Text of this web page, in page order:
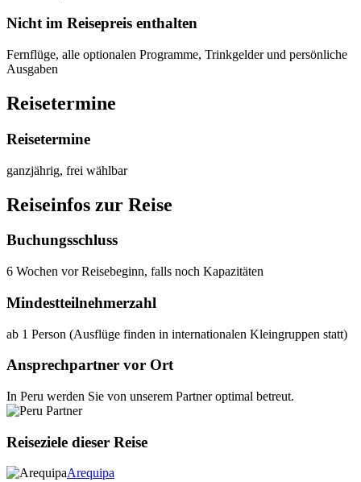
Nicht im Reisepreis enthalten
Fernflüge, alle optionalen Programme, Trinkgelder und persönliche
Ausgaben
Reisetermine
Reisetermine
ganzjährig, frei wählbar
Reiseinfos zur Reise
Buchungsschluss
6 Wochen vor Reisebeginn, falls noch Kapazitäten
Mindestteilnehmerzahl
ab 1 Person (Ausflüge finden in internationalen Kleingruppen statt)
Ansprechpartner vor Ort
In Peru werden Sie von unserem Partner optimal betreut.
Reiseziele dieser Reise
Arequipa